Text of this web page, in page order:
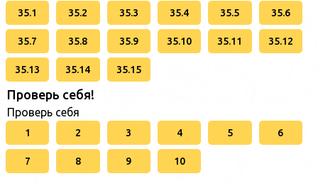
35.1 35.2 35.3 35.4 35.5 35.6
35.7 35.8 35.9 35.10 35.11 35.12
35.13 35.14 35.15
Проверь себя!
Проверь себя
1 2 3 4 5 6
7 8 9 10